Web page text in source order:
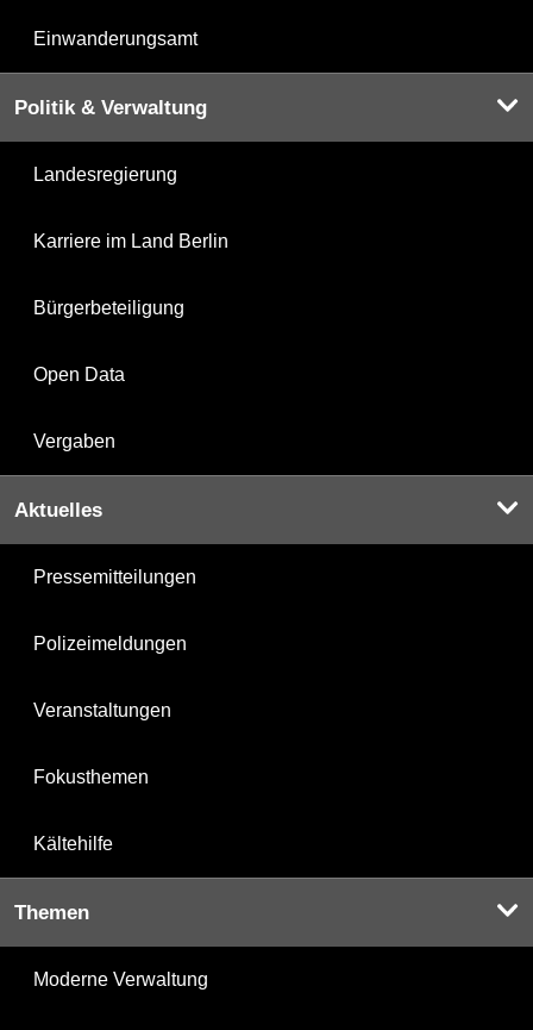
Einwanderungsamt
Politik & Verwaltung
Landesregierung
Karriere im Land Berlin
Bürgerbeteiligung
Open Data
Vergaben
Aktuelles
Pressemitteilungen
Polizeimeldungen
Veranstaltungen
Fokusthemen
Kältehilfe
Themen
Moderne Verwaltung